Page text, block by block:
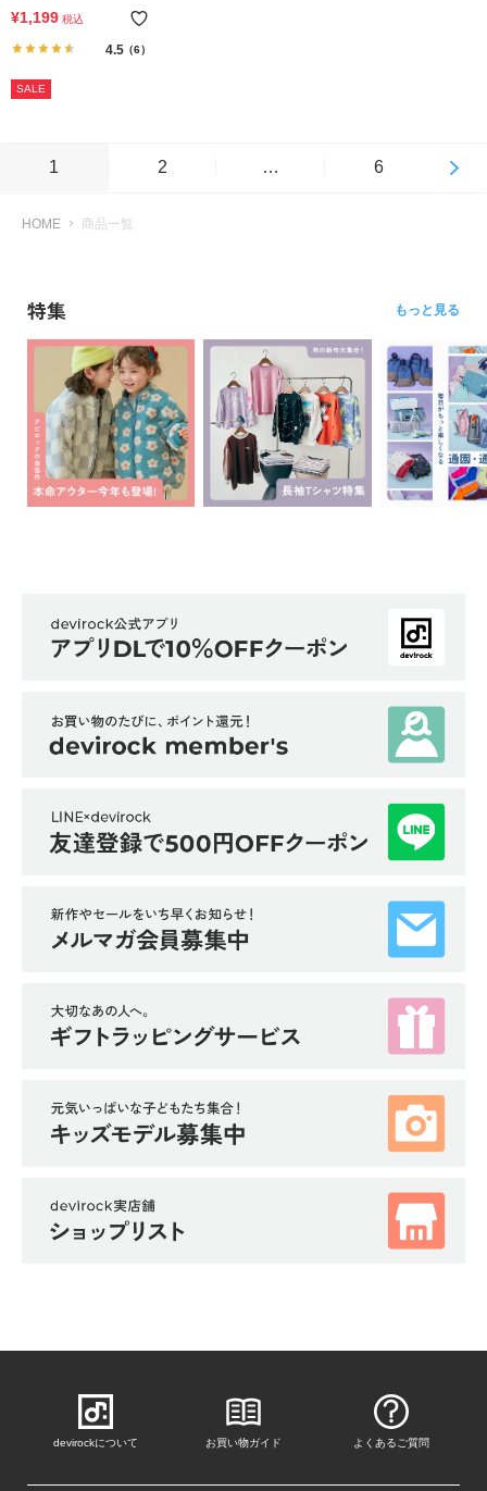
¥1,199 税込
4.5（6）
SALE
1 2 … 6
HOME 商品一覧
特集 もっと見る
devirockについて お買い物ガイド よくあるご質問